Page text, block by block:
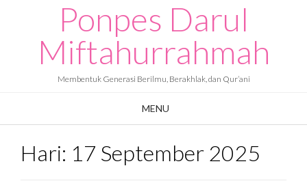
Ponpes Darul
Miftahurrahmah
Membentuk Generasi Berilmu, Berakhlak, dan Qur’ani
MENU
Hari: 17 September 2025